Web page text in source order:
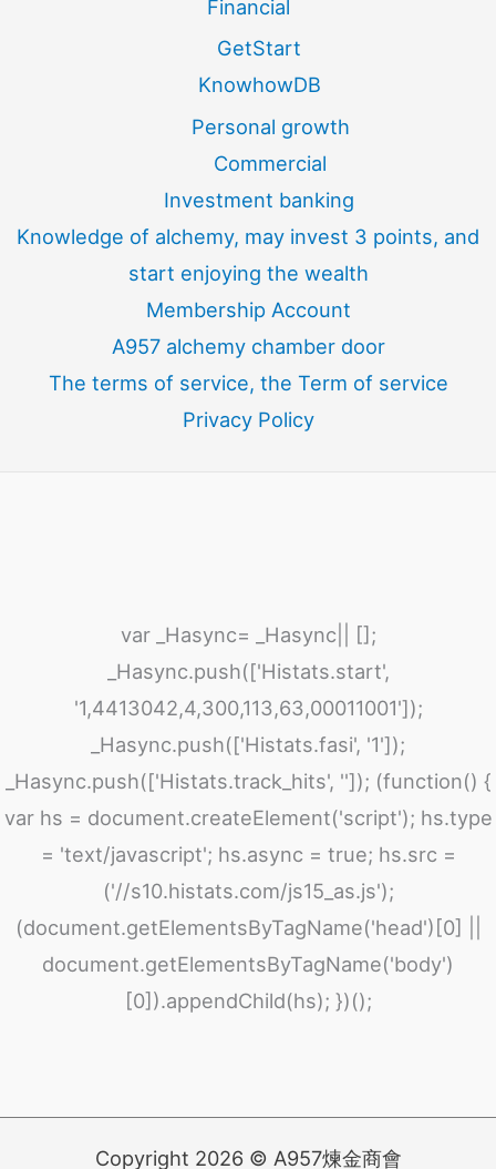
Financial
GetStart
KnowhowDB
Personal growth
Commercial
Investment banking
Knowledge of alchemy, may invest 3 points, and
start enjoying the wealth
Membership Account
A957 alchemy chamber door
The terms of service, the Term of service
Privacy Policy
var _Hasync= _Hasync|| [];
_Hasync.push(['Histats.start',
'1,4413042,4,300,113,63,00011001']);
_Hasync.push(['Histats.fasi', '1']);
_Hasync.push(['Histats.track_hits', '']); (function() {
var hs = document.createElement('script'); hs.type
= 'text/javascript'; hs.async = true; hs.src =
('//s10.histats.com/js15_as.js');
(document.getElementsByTagName('head')[0] ||
document.getElementsByTagName('body')
[0]).appendChild(hs); })();
Copyright 2026 © A957煉金商會